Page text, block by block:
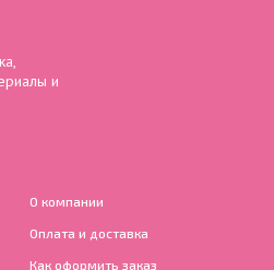
и
О компании
Оплата и доставка
Как оформить заказ